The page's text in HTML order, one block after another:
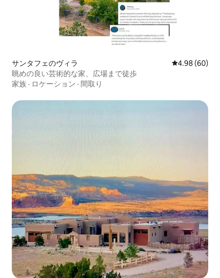
サンタフェのヴィラ レビュー60件
4.98 (60)
眺めの良い芸術的な家、広場まで徒歩
家族 · ロケーション · 間取り